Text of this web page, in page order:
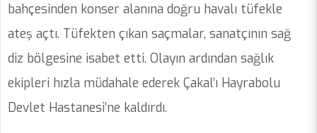
bahçesinden konser alanına doğru havalı tüfekle
ateş açtı. Tüfekten çıkan saçmalar, sanatçının sağ
diz bölgesine isabet etti. Olayın ardından sağlık
ekipleri hızla müdahale ederek Çakal’ı Hayrabolu
Devlet Hastanesi’ne kaldırdı.